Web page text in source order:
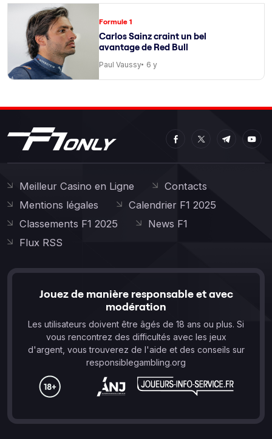
Formule 1
Carlos Sainz craint un bel
avantage de Red Bull
Paul Vaussy 6 y
Meilleur Casino en Ligne
Contacts
Mentions légales
Calendrier F1 2025
Classements F1 2025
News F1
Flux RSS
Jouez de manière responsable et avec
modération
Les utilisateurs doivent être âgés de 18 ans ou plus. Si
vous rencontrez des difficultés avec les jeux
d'argent, vous trouverez de l'aide et des conseils sur
responsiblegambling.org